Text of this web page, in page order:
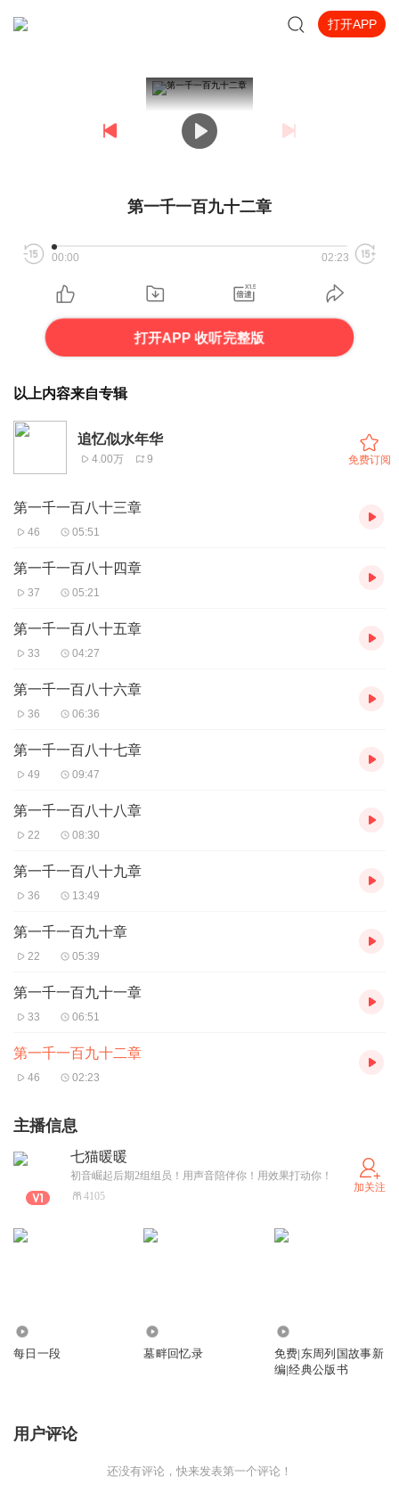
打开APP
第一千一百九十二章
00:00 02:23
打开APP 收听完整版
以上内容来自专辑
追忆似水年华
4.00万 9 免费订阅
第一千一百八十三章
46 05:51
第一千一百八十四章
37 05:21
第一千一百八十五章
33 04:27
第一千一百八十六章
36 06:36
第一千一百八十七章
49 09:47
第一千一百八十八章
22 08:30
第一千一百八十九章
36 13:49
第一千一百九十章
22 05:39
第一千一百九十一章
33 06:51
第一千一百九十二章
46 02:23
主播信息
七猫暖暖
初音崛起后期2组组员！用声音陪伴你！用效果打动你！
4105
加关注
每日一段 墓畔回忆录
免费|东周列国故事新
编|经典公版书
用户评论
还没有评论，快来发表第一个评论！